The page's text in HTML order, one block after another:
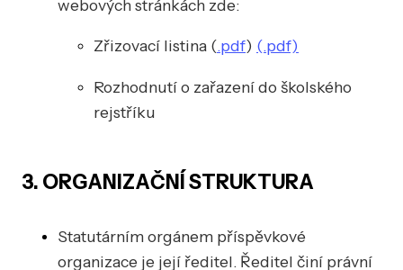
webových stránkách zde:
Zřizovací listina (.pdf) (.pdf)
Rozhodnutí o zařazení do školského
rejstříku
3. ORGANIZAČNÍ STRUKTURA
Statutárním orgánem příspěvkové
organizace je její ředitel. Ředitel činí právní